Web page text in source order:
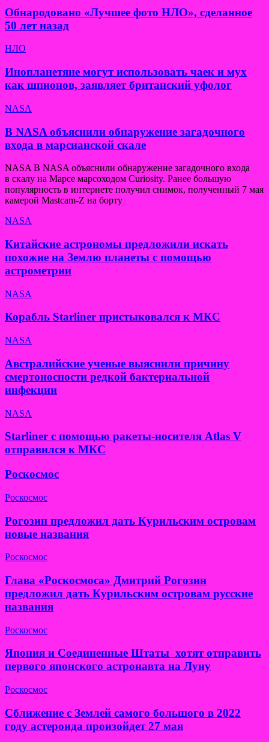
Обнародовано «Лучшее фото НЛО», сделанное
50 лет назад
НЛО
Инопланетяне могут использовать чаек и мух
как шпионов, заявляет британский уфолог
NASA
В NASA объяснили обнаружение загадочного
входа в марсианской скале
NASA В NASA объяснили обнаружение загадочного входа
в скалу на Марсе марсоходом Curiosity. Ранее большую
популярность в интернете получил снимок, полученный 7 мая
камерой Mastcam-Z на борту
NASA
Китайские астрономы предложили искать
похожие на Землю планеты с помощью
астрометрии
NASA
Корабль Starliner пристыковался к МКС
NASA
Австралийские ученые выяснили причину
смертоносности редкой бактериальной
инфекции
NASA
Starliner с помощью ракеты-носителя Atlas V
отправился к МКС
Роскосмос
Роскосмос
Рогозин предложил дать Курильским островам
новые названия
Роскосмос
Глава «Роскосмоса» Дмитрий Рогозин
предложил дать Курильским островам русские
названия
Роскосмос
Япония и Соединенные Штаты хотят отправить
первого японского астронавта на Луну
Роскосмос
Сближение с Землей самого большого в 2022
году астероида произойдет 27 мая